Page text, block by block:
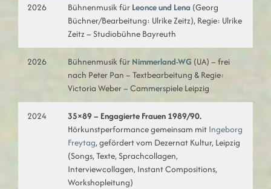
2026 Bühnenmusik für Leonce und Lena (Georg
Büchner/Bearbeitung: Ulrike Zeitz), Regie: Ulrike
Zeitz – Studiobühne Bayreuth
2026 Bühnenmusik für Nimmerland-WG (UA) – frei
nach Peter Pan – Textbearbeitung & Regie:
Victoria Weber – Cammerspiele Leipzig
2024
35×89 – Engagierte Frauen 1989/90.
Hörkunstperformance gemeinsam mit Ingeborg
Freytag, gefördert vom Dezernat Kultur, Leipzig
(Songs, Texte, Sprachcollagen,
Interviewcollagen, Instant Compositions,
Workshopleitung)